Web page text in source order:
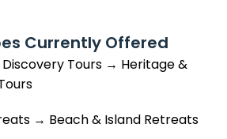
Currently Offered
Tours → Heritage &
→ Beach & Island Retreats